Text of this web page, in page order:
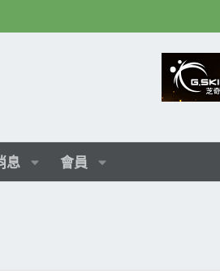
息 會員